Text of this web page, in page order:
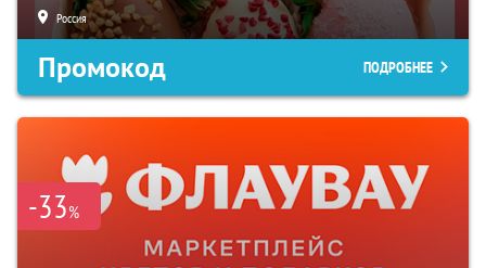
Россия
Промокод ПОДРОБНЕЕ
-33%